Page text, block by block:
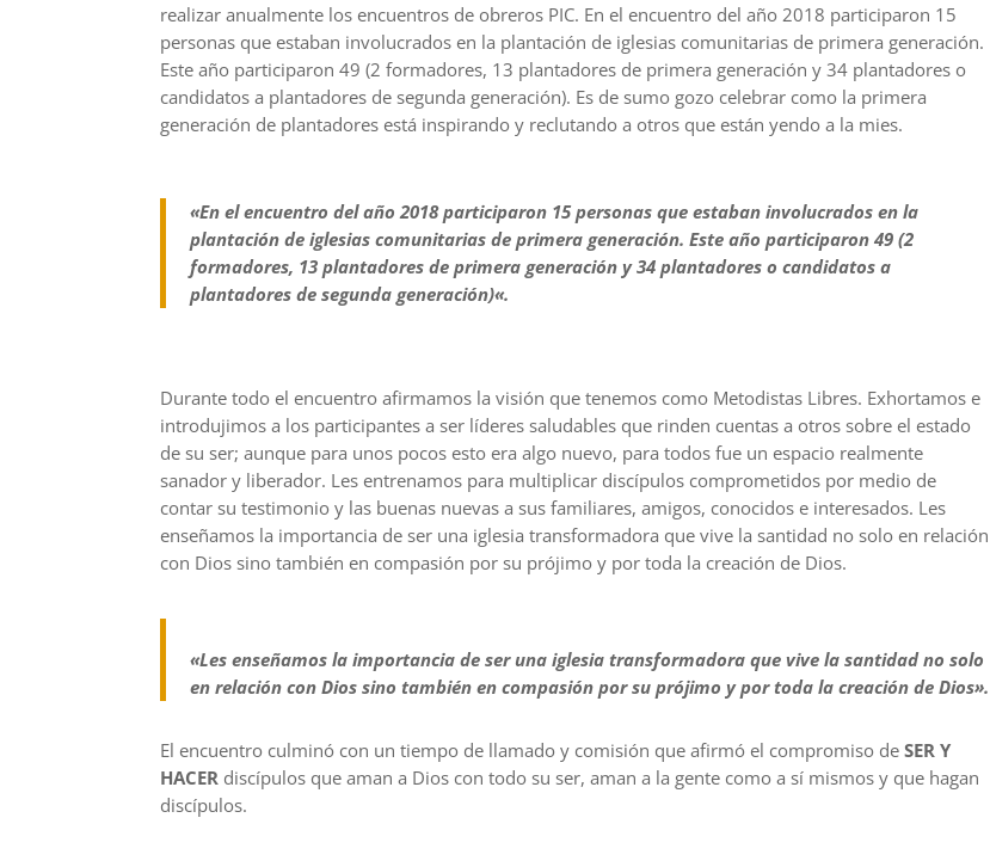
realizar anualmente los encuentros de obreros PIC. En el encuentro del año 2018 participaron 15
personas que estaban involucrados en la plantación de iglesias comunitarias de primera generación.
Este año participaron 49 (2 formadores, 13 plantadores de primera generación y 34 plantadores o
candidatos a plantadores de segunda generación). Es de sumo gozo celebrar como la primera
generación de plantadores está inspirando y reclutando a otros que están yendo a la mies.
«En el encuentro del año 2018 participaron 15 personas que estaban involucrados en la
plantación de iglesias comunitarias de primera generación. Este año participaron 49 (2
formadores, 13 plantadores de primera generación y 34 plantadores o candidatos a
plantadores de segunda generación)«.
Durante todo el encuentro afirmamos la visión que tenemos como Metodistas Libres. Exhortamos e
introdujimos a los participantes a ser líderes saludables que rinden cuentas a otros sobre el estado
de su ser; aunque para unos pocos esto era algo nuevo, para todos fue un espacio realmente
sanador y liberador. Les entrenamos para multiplicar discípulos comprometidos por medio de
contar su testimonio y las buenas nuevas a sus familiares, amigos, conocidos e interesados. Les
enseñamos la importancia de ser una iglesia transformadora que vive la santidad no solo en relación
con Dios sino también en compasión por su prójimo y por toda la creación de Dios.
«Les enseñamos la importancia de ser una iglesia transformadora que vive la santidad no solo
en relación con Dios sino también en compasión por su prójimo y por toda la creación de Dios».
El encuentro culminó con un tiempo de llamado y comisión que afirmó el compromiso deSER Y
HACER discípulos que aman a Dios con todo su ser, aman a la gente como a sí mismos y que hagan
discípulos.